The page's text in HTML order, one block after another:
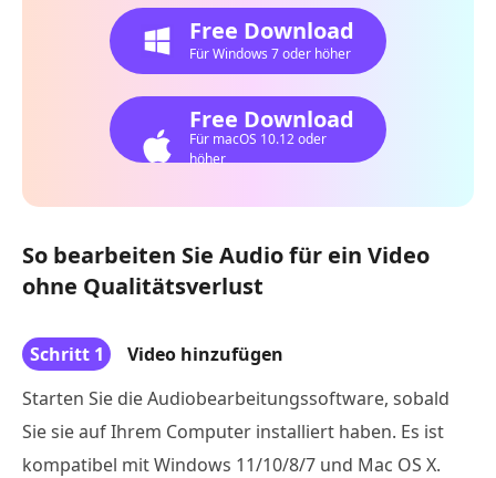
Free Download
Für Windows 7 oder höher
Free Download
Für macOS 10.12 oder
höher
So bearbeiten Sie Audio für ein Video
ohne Qualitätsverlust
Schritt 1
Video hinzufügen
Starten Sie die Audiobearbeitungssoftware, sobald
Sie sie auf Ihrem Computer installiert haben. Es ist
kompatibel mit Windows 11/10/8/7 und Mac OS X.